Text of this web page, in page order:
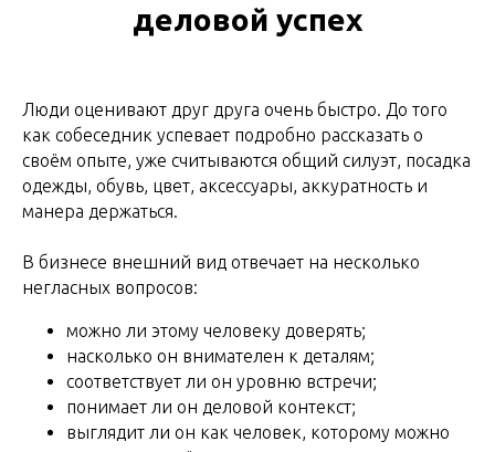
деловой успех
Люди оценивают друг друга очень быстро. До того
как собеседник успевает подробно рассказать о
своём опыте, уже считываются общий силуэт, посадка
одежды, обувь, цвет, аксессуары, аккуратность и
манера держаться.
В бизнесе внешний вид отвечает на несколько
негласных вопросов:
можно ли этому человеку доверять;
насколько он внимателен к деталям;
соответствует ли он уровню встречи;
понимает ли он деловой контекст;
выглядит ли он как человек, которому можно